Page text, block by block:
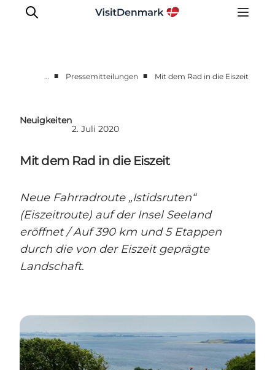
Neueste Nachrichten
Work with us
… ■ Pressemitteilungen ■ Mit dem Rad in die Eiszeit
Neuigkeiten
2. Juli 2020
Mit dem Rad in die Eiszeit
Neue Fahrradroute „Istidsruten“
(Eiszeitroute) auf der Insel Seeland
eröffnet / Auf 390 km und 5 Etappen
durch die von der Eiszeit geprägte
Landschaft.